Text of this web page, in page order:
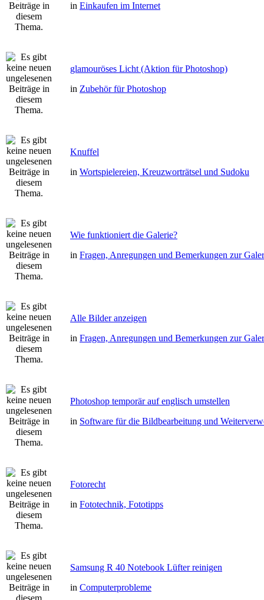
in Einkaufen im Internet
glamouröses Licht (Aktion für Photoshop)
in Zubehör für Photoshop
Knuffel
in Wortspielereien, Kreuzworträtsel und Sudoku
Wie funktioniert die Galerie?
in Fragen, Anregungen und Bemerkungen zur
Alle Bilder anzeigen
in Fragen, Anregungen und Bemerkungen zur
Photoshop temporär auf englisch umstellen
in Software für die Bildbearbeitung und
Fotorecht
in Fototechnik, Fototipps
Samsung R 40 Notebook Lüfter reinigen
in Computerprobleme